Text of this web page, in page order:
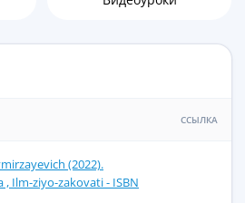
ССЫЛКА
(2022).
Ilm-ziyo-zakovati - ISBN